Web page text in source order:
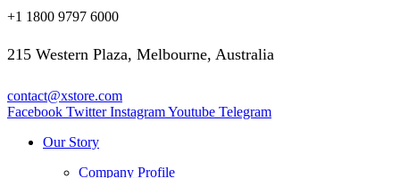
+1 1800 9797 6000
215 Western Plaza, Melbourne, Australia
contact@xstore.com
Facebook Twitter InstagramYoutube Telegram
Our Story
Company Profile